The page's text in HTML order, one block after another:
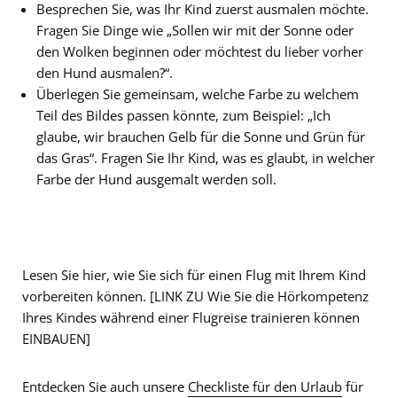
Besprechen Sie, was Ihr Kind zuerst ausmalen möchte.
Fragen Sie Dinge wie „Sollen wir mit der Sonne oder
den Wolken beginnen oder möchtest du lieber vorher
den Hund ausmalen?“.
Überlegen Sie gemeinsam, welche Farbe zu welchem
Teil des Bildes passen könnte, zum Beispiel: „Ich
glaube, wir brauchen Gelb für die Sonne und Grün für
das Gras“. Fragen Sie Ihr Kind, was es glaubt, in welcher
Farbe der Hund ausgemalt werden soll.
Lesen Sie hier, wie Sie sich für einen Flug mit Ihrem Kind
vorbereiten können. [LINK ZU Wie Sie die Hörkompetenz
Ihres Kindes während einer Flugreise trainieren können
EINBAUEN]
Entdecken Sie auch unsere Checkliste für den Urlaub für